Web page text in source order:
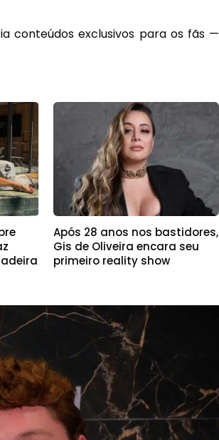
conteúdos exclusivos para os fãs —
Após 28 anos nos bastidores,
Gis de Oliveira encara seu
primeiro reality show